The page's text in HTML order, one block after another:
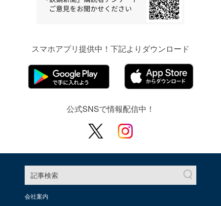
スマホアプリ提供中！下記よりダウンロード
公式SNSで情報配信中！
記事検索
会社案内